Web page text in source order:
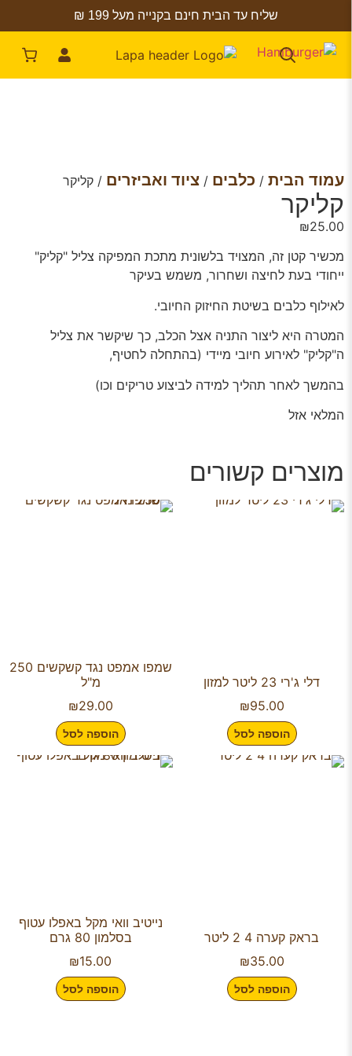
שליח עד הבית חינם בקנייה מעל 199 ₪
עמוד הבית / כלבים / ציוד ואביזרים / קליקר
קליקר
₪25.00
מכשיר קטן זה, המצויד בלשונית מתכת המפיקה צליל "קליק"
ייחודי בעת לחיצה ושחרור, משמש בעיקר
לאילוף כלבים בשיטת החיזוק החיובי.
המטרה היא ליצור התניה אצל הכלב, כך שיקשר את צליל
ה"קליק" לאירוע חיובי מיידי (בהתחלה לחטיף,
בהמשך לאחר תהליך למידה לביצוע טריקים וכו)
המלאי אזל
מוצרים קשורים
דלי ג'רי 23 ליטר למזון
₪95.00
הוספה לסל
שמפו אמפט נגד קשקשים 250
מ"ל
₪29.00
הוספה לסל
בראק קערה 4 2 ליטר
₪35.00
הוספה לסל
נייטיב וואי מקל באפלו עטוף
בסלמון 80 גרם
₪15.00
הוספה לסל